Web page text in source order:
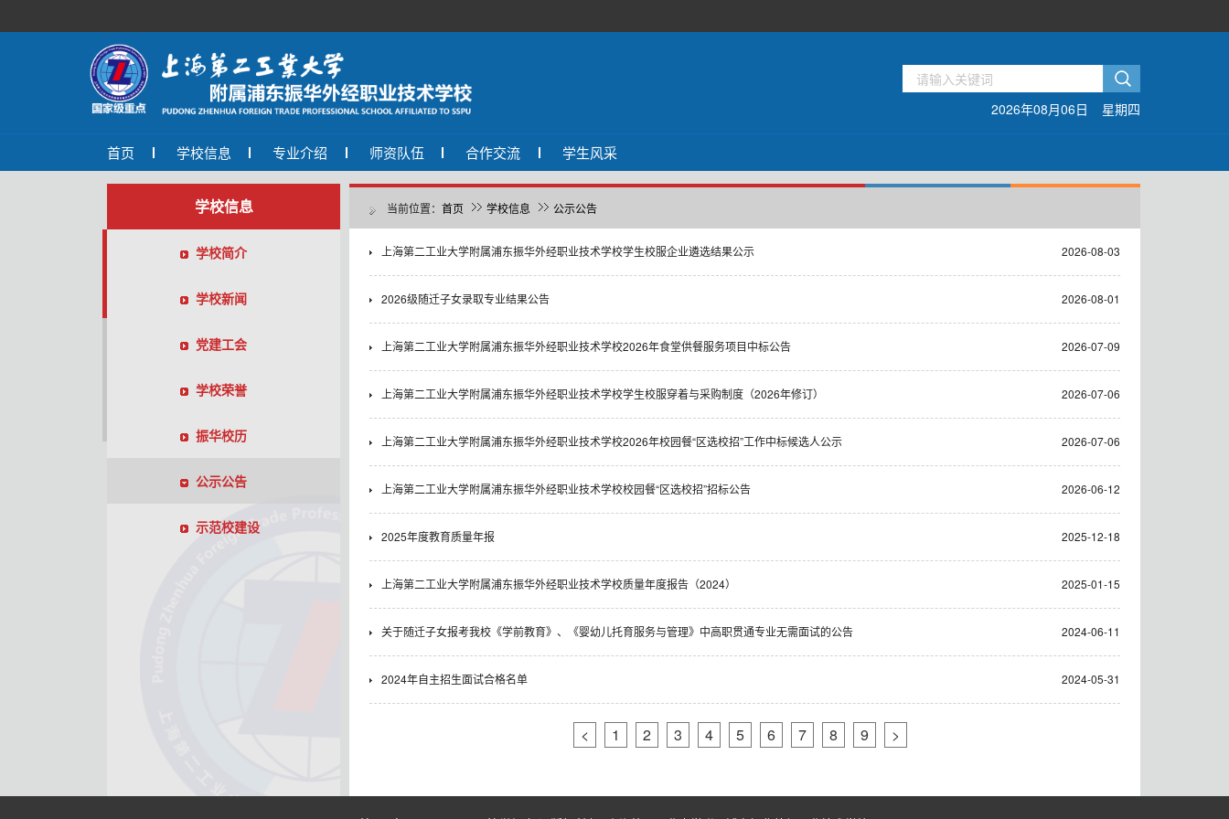
2026年08月06日 星期四
首页 学校信息 专业介绍 师资队伍 合作交流 学生风采
学校信息
学校简介
学校新闻
党建工会
学校荣誉
振华校历
公示公告
示范校建设
当前位置： 首页 学校信息 公示公告
上海第二工业大学附属浦东振华外经职业技术学校学生校服企业遴选结果公示 2026-08-03
2026级随迁子女录取专业结果公告 2026-08-01
上海第二工业大学附属浦东振华外经职业技术学校2026年食堂供餐服务项目中标公告 2026-07-09
上海第二工业大学附属浦东振华外经职业技术学校学生校服穿着与采购制度（2026年修订） 2026-07-06
上海第二工业大学附属浦东振华外经职业技术学校2026年校园餐“区选校招”工作中标候选人公示 2026-07-06
上海第二工业大学附属浦东振华外经职业技术学校校园餐“区选校招”招标公告 2026-06-12
2025年度教育质量年报 2025-12-18
上海第二工业大学附属浦东振华外经职业技术学校质量年度报告（2024） 2025-01-15
关于随迁子女报考我校《学前教育》、《婴幼儿托育服务与管理》中高职贯通专业无需面试的公告 2024-06-11
2024年自主招生面试合格名单 2024-05-31
< 1 2 3 4 5 6 7 8 9 >